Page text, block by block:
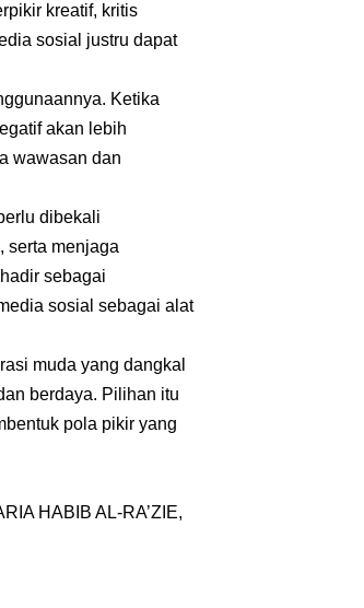
kreatif, kritis
sosial justru dapat
Ketika
akan lebih
wawasan dan
dibekali
serta menjaga
sebagai
sosial sebagai alat
muda yang dangkal
berdaya. Pilihan itu
pola pikir yang
HABIB AL-RA’ZIE,